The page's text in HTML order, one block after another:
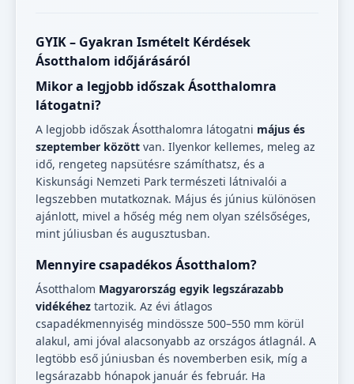
GYIK – Gyakran Ismételt Kérdések
Ásotthalom időjárásáról
Mikor a legjobb időszak Ásotthalomra
látogatni?
A legjobb időszak Ásotthalomra látogatni május és
szeptember között van. Ilyenkor kellemes, meleg az
idő, rengeteg napsütésre számíthatsz, és a
Kiskunsági Nemzeti Park természeti látnivalói a
legszebben mutatkoznak. Május és június különösen
ajánlott, mivel a hőség még nem olyan szélsőséges,
mint júliusban és augusztusban.
Mennyire csapadékos Ásotthalom?
Ásotthalom Magyarország egyik legszárazabb
vidékéhez tartozik. Az évi átlagos
csapadékmennyiség mindössze 500–550 mm körül
alakul, ami jóval alacsonyabb az országos átlagnál. A
legtöbb eső júniusban és novemberben esik, míg a
legsárazabb hónapok január és február. Ha